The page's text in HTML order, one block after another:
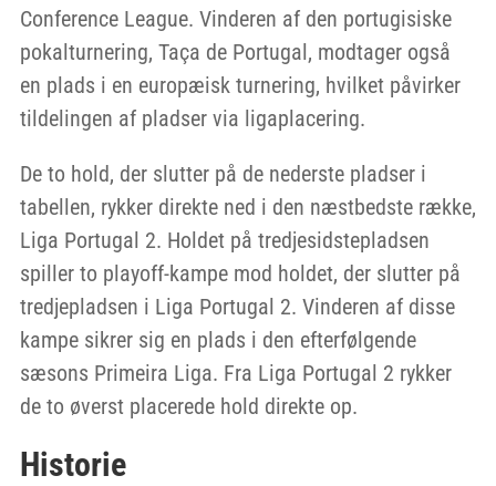
Conference League. Vinderen af den portugisiske
pokalturnering, Taça de Portugal, modtager også
en plads i en europæisk turnering, hvilket påvirker
tildelingen af pladser via ligaplacering.
De to hold, der slutter på de nederste pladser i
tabellen, rykker direkte ned i den næstbedste række,
Liga Portugal 2. Holdet på tredjesidstepladsen
spiller to playoff-kampe mod holdet, der slutter på
tredjepladsen i Liga Portugal 2. Vinderen af disse
kampe sikrer sig en plads i den efterfølgende
sæsons Primeira Liga. Fra Liga Portugal 2 rykker
de to øverst placerede hold direkte op.
Historie